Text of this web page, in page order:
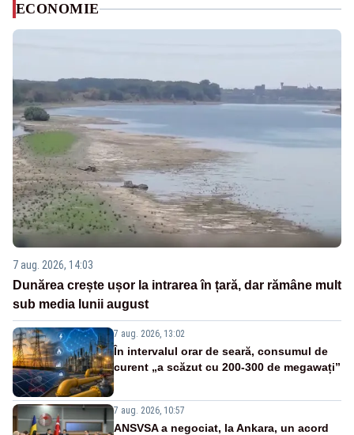
ECONOMIE
7 aug. 2026, 14:03
Dunărea crește ușor la intrarea în țară, dar rămâne mult
sub media lunii august
7 aug. 2026, 13:02
În intervalul orar de seară, consumul de
curent „a scăzut cu 200-300 de megawați”
7 aug. 2026, 10:57
ANSVSA a negociat, la Ankara, un acord